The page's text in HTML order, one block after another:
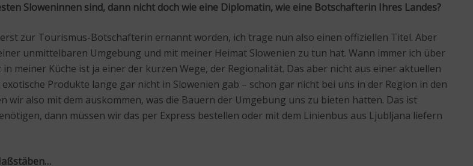
Sloweninnen sind, dann nicht doch wie eine Diplomatin, wie eine Botschafterin Ihres Landes?
zur Tourismus-Botschafterin ernannt worden, ich trage nun also einen offiziellen Titel. Aber
unmittelbaren Umgebung und mit meiner Heimat Slowenien zu tun hat. Wann immer ich über
meiner Küche ist ja einer der kurzen Wege, der Regionalität. Das aber nicht aus einer aktuellen
Produkte lange gar nicht in Slowenien gab – schon gar nicht bei uns in der Region in den
wir also mit dem auskommen, was die Bauern der Umgebung uns zu bieten hatten. Das ist
dann müssen wir das per Express bestellen oder mit dem Linienbus aus Ljubljana liefern